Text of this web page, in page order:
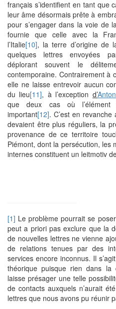
français s’identifient en tant que
leur âme désormais prête à
pour s’engager dans la voie de
fournie que celle avec la
l’Italie[10], la terre d’origine de
quelques lettres envoyées
déplorant souvent le
contemporaine. Contrairement à
elle ne laisse entrevoir aucun
du lieu[11], à l’exception d’
que deux cas où l’élément
important[12]. C’est en
devaient être plus réguliers, la
provenance de ce territoire
Piémont, dont la persécution, les
internes constituent un leitmotiv
[1] Le problème pourrait se
peut a priori pas exclure que la
de nouvelles lettres ne vienne
de relations tenues par des
services encore inconnus. Il
théorique puisque rien dans la
laisse présager une telle
de contacts auxquels n’aurait
lettres que nous avons pu réunir